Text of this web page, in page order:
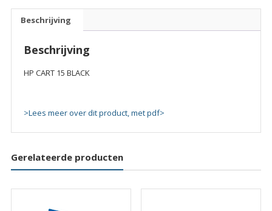
Beschrijving
Beschrijving
HP CART 15 BLACK
>Lees meer over dit product, met pdf>
Gerelateerde producten